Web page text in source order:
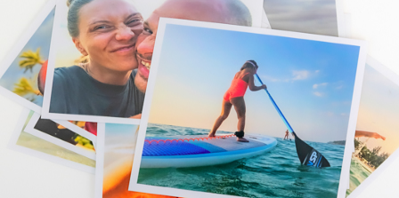
Ваш регион доставки
Выберите из списка: